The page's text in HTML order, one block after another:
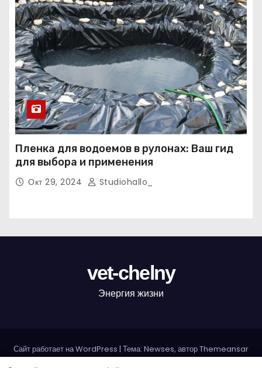
Пленка для водоемов в рулонах: Ваш гид
для выбора и применения
Окт 29, 2024 Studiohallo_
vet-chelny
Энергия жизни
Сайт работает на WordPress | Тема: Newses, авторThemeansar